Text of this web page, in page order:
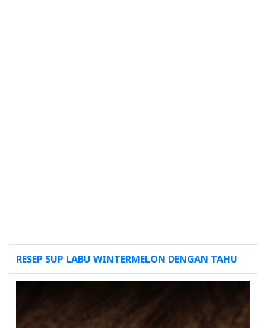
RESEP SUP LABU WINTERMELON DENGAN TAHU